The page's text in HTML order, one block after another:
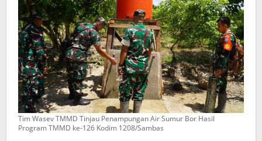
Kodim
1208/Sambas
Tim Wasev TMMD Tinjau Penampungan Air Sumur Bor Hasil
Program TMMD ke-126 Kodim 1208/Sambas